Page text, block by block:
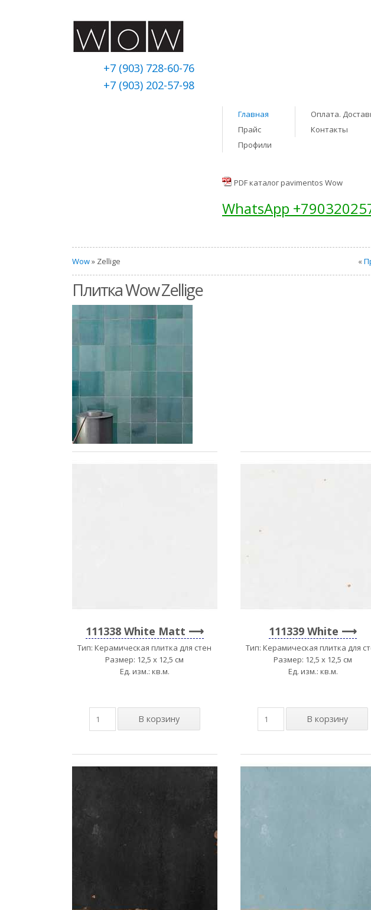
+7 (903) 728-60-76
+7 (903) 202-57-98
Главная
Прайс
Профили
Оплата.
Контакты
PDF каталог pavimentos Wow
WhatsApp
Wow» Zellige «
Плитка Wow Zellige
111338 White Matt
Тип: Керамическая плитка для стен
Размер: 12,5 x 12,5 см
Ед. изм.: кв.м.
111339 White
Тип: Керамическая плитка для
Размер: 12,5 x 12,5 см
Ед. изм.: кв.м.